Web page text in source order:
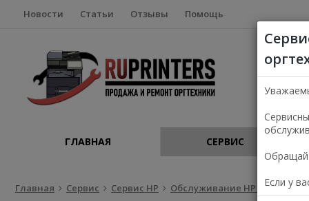
Новости Статьи Отзывы Помощь
ГЛАВНАЯ СЕРВИС
Главная Сервис Сервис HP Обслуживание HP в Москве
Если у